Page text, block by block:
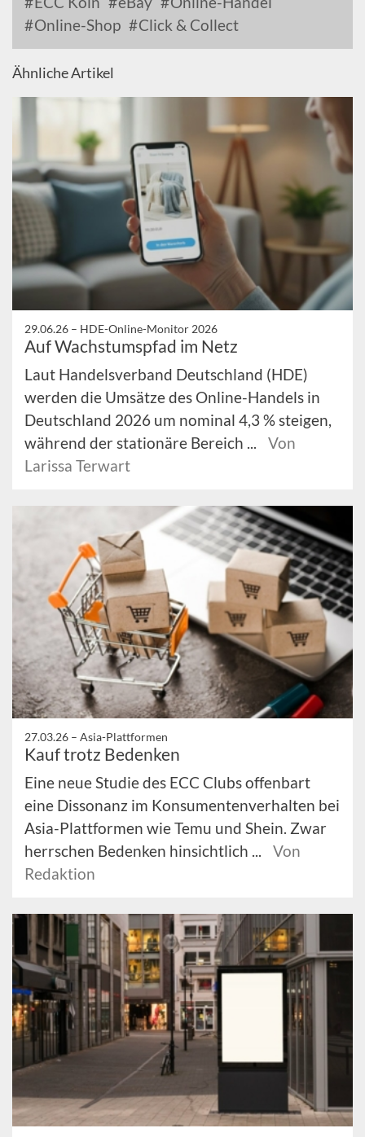
Online-Shop
Click & Collect
Ähnliche Artikel
29.06.26 – HDE-Online-Monitor 2026
Auf Wachstumspfad im Netz
Laut Handelsverband Deutschland (HDE)
werden die Umsätze des Online-Handels in
Deutschland 2026 um nominal 4,3 % steigen,
während der stationäre Bereich ...
Von
Larissa Terwart
27.03.26 – Asia-Plattformen
Kauf trotz Bedenken
Eine neue Studie des ECC Clubs offenbart
eine Dissonanz im Konsumentenverhalten bei
Asia-Plattformen wie Temu und Shein. Zwar
herrschen Bedenken hinsichtlich ...
Von
Redaktion